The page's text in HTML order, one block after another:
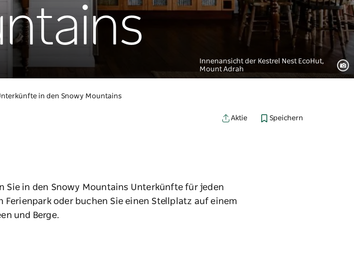
Innenansicht der Kestrel Nest EcoHut,
Mount Adrah
in den Snowy Mountains
Aktie Speichern
in den Snowy Mountains Unterkünfte für jeden
oder buchen Sie einen Stellplatz auf einem
und Berge.